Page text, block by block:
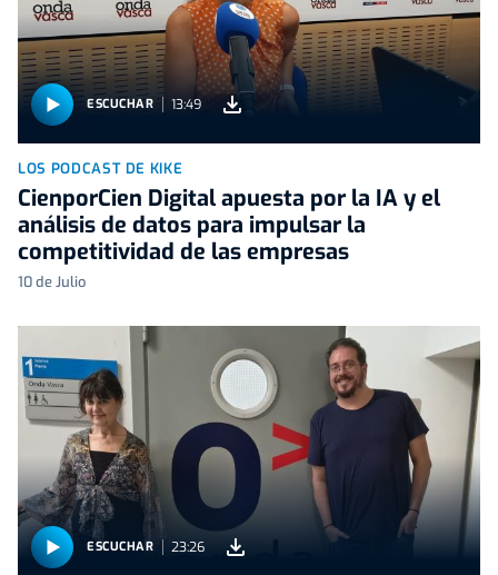
ESCUCHAR 13:49
LOS PODCAST DE KIKE
CienporCien Digital apuesta por la IA y el
análisis de datos para impulsar la
competitividad de las empresas
10 de Julio
ESCUCHAR 23:26